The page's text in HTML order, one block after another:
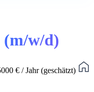
w/d)
€ / Jahr (geschätzt)